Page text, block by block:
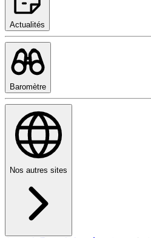
Actualités
Baromètre
Nos autres sites